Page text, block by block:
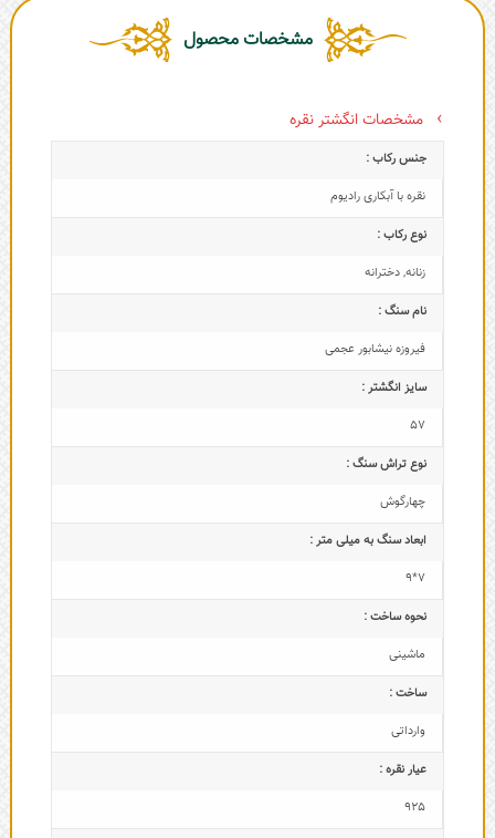
مشخصات محصول
مشخصات انگشتر نقره
جنس رکاب :
نقره با آبکاری رادیوم
نوع رکاب :
زنانه,دخترانه
نام سنگ :
فیروزه نیشابور عجمی
سایز انگشتر :
57
نوع تراش سنگ :
چهارگوش
ابعاد سنگ به میلی متر :
7*9
نحوه ساخت :
ماشینی
ساخت :
وارداتی
عیار نقره :
925